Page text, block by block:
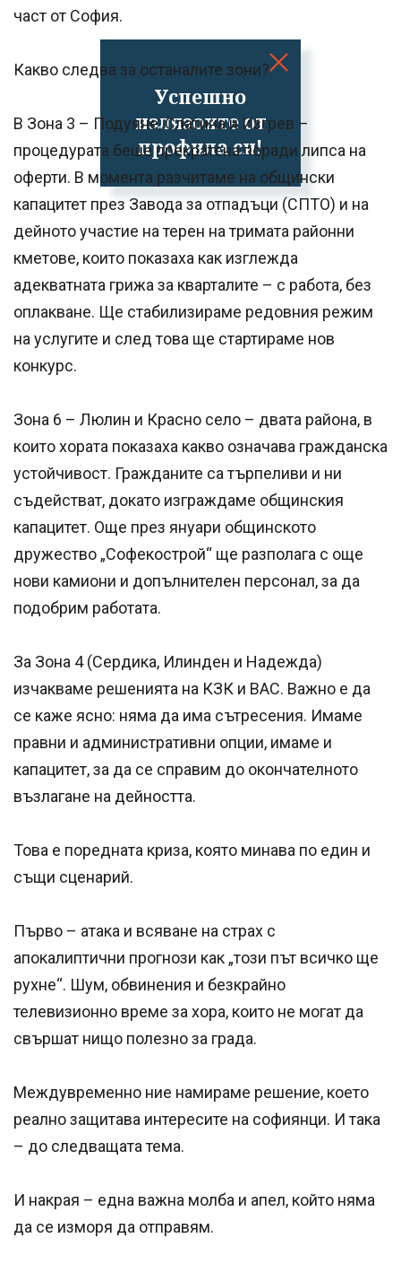
Успешно
излязохте от
профила си!
част от София.
Какво следва за останалите зони?
В Зона 3 – Подуяне, Слатина и Изгрев –
процедурата беше прекратена поради липса на
оферти. В момента разчитаме на общински
капацитет през Завода за отпадъци (СПТО) и на
дейното участие на терен на тримата районни
кметове, които показаха как изглежда
адекватната грижа за кварталите – с работа, без
оплакване. Ще стабилизираме редовния режим
на услугите и след това ще стартираме нов
конкурс.
Зона 6 – Люлин и Красно село – двата района, в
които хората показаха какво означава гражданска
устойчивост. Гражданите са търпеливи и ни
съдействат, докато изграждаме общинския
капацитет. Още през януари общинското
дружество „Софекострой“ ще разполага с още
нови камиони и допълнителен персонал, за да
подобрим работата.
За Зона 4 (Сердика, Илинден и Надежда)
изчакваме решенията на КЗК и ВАС. Важно е да
се каже ясно: няма да има сътресения. Имаме
правни и административни опции, имаме и
капацитет, за да се справим до окончателното
възлагане на дейността.
Това е поредната криза, която минава по един и
същи сценарий.
Първо – атака и всяване на страх с
апокалиптични прогнози как „този път всичко ще
рухне“. Шум, обвинения и безкрайно
телевизионно време за хора, които не могат да
свършат нищо полезно за града.
Междувременно ние намираме решение, което
реално защитава интересите на софиянци. И така
– до следващата тема.
И накрая – една важна молба и апел, който няма
да се изморя да отправям.